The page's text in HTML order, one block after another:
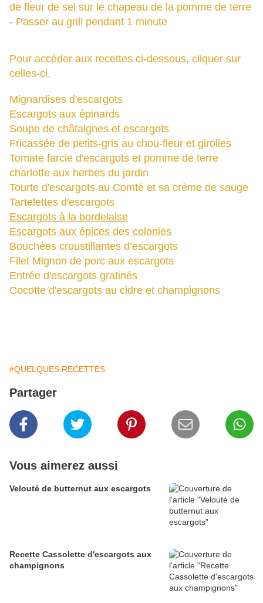
de fleur de sel sur le chapeau de la pomme de terre
- Passer au grill pendant 1 minute
Pour accéder aux recettes ci-dessous, cliquer sur
celles-ci.
Mignardises d'escargots
Escargots aux épinards
Soupe de châtaignes et escargots
Fricassée de petits-gris au chou-fleur et girolles
Tomate farcie d'escargots et pomme de terre
charlotte aux herbes du jardin
Tourte d'escargots au Comté et sa crème de sauge
Tartelettes d'escargots
Escargots à la bordelaise
Escargots aux épices des colonies
Bouchées croustillantes d’escargots
Filet Mignon de porc aux escargots
Entrée d'escargots gratinés
Cocotte d'escargots au cidre et champignons
#QUELQUES RECETTES
Partager
Vous aimerez aussi
Velouté de butternut aux escargots
Recette Cassolette d'escargots aux
champignons